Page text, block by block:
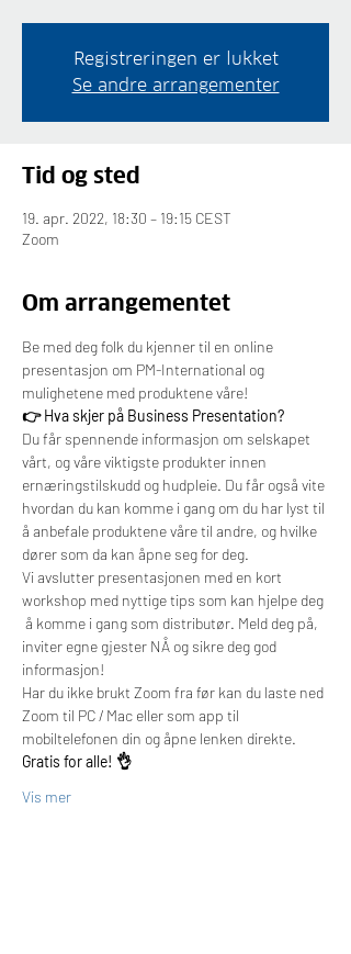
Registreringen er lukket
Se andre arrangementer
Tid og sted
19. apr. 2022, 18:30 – 19:15 CEST
Zoom
Om arrangementet
Be med deg folk du kjenner til en online
presentasjon om PM-International og
mulighetene med produktene våre!
👉 Hva skjer på Business Presentation?
Du får spennende informasjon om selskapet
vårt, og våre viktigste produkter innen
ernæringstilskudd og hudpleie. Du får også vite
hvordan du kan komme i gang om du har lyst til
å anbefale produktene våre til andre, og hvilke
dører som da kan åpne seg for deg.
Vi avslutter presentasjonen med en kort
workshop med nyttige tips som kan hjelpe deg
å komme i gang som distributør. Meld deg på,
inviter egne gjester NÅ og sikre deg god
informasjon!
Har du ikke brukt Zoom fra før kan du laste ned
Zoom til PC / Mac eller som app til
mobiltelefonen din og åpne lenken direkte.
Gratis for alle! 👌
Vis mer